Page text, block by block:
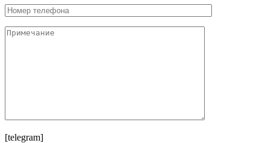
[telegram]